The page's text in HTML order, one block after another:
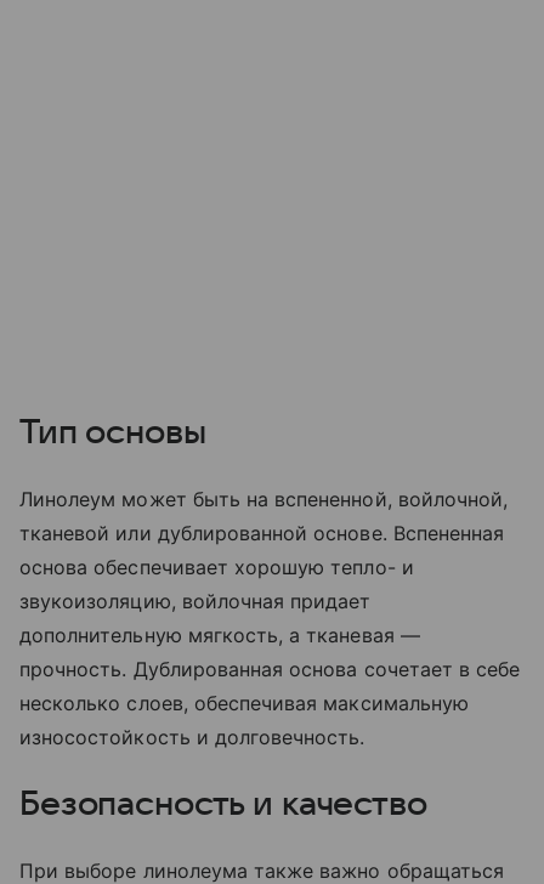
Тип основы
Линолеум может быть на вспененной, войлочной,
тканевой или дублированной основе. Вспененная
основа обеспечивает хорошую тепло- и
звукоизоляцию, войлочная придает
дополнительную мягкость, а тканевая —
прочность. Дублированная основа сочетает в себе
несколько слоев, обеспечивая максимальную
износостойкость и долговечность.
Безопасность и качество
При выборе линолеума также важно обращаться